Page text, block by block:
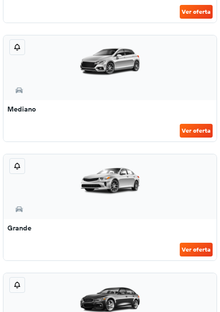
Ver oferta
Mediano
Ver oferta
Grande
Ver oferta